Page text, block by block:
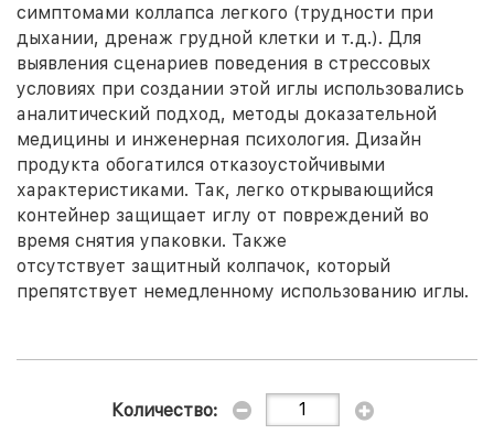
симптомами коллапса легкого (трудности при
дыхании, дренаж грудной клетки и т.д.). Для
выявления сценариев поведения в стрессовых
условиях при создании этой иглы использовались
аналитический подход, методы доказательной
медицины и инженерная психология. Дизайн
продукта обогатился отказоустойчивыми
характеристиками. Так, легко открывающийся
контейнер защищает иглу от повреждений во
время снятия упаковки. Также
отсутствует защитный колпачок, который
препятствует немедленному использованию иглы.
Количество: